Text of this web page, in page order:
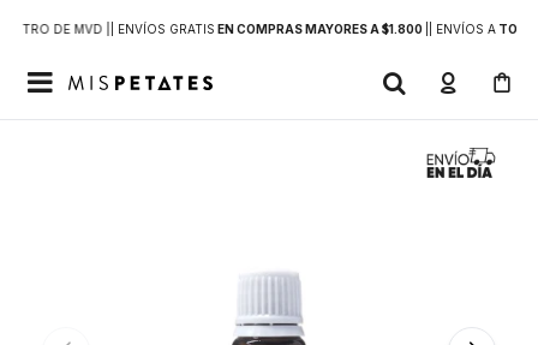
DE MVD | | ENVÍOS GRATIS EN COMPRAS MAYORES A $1.800 | ENVÍOS ATODO
